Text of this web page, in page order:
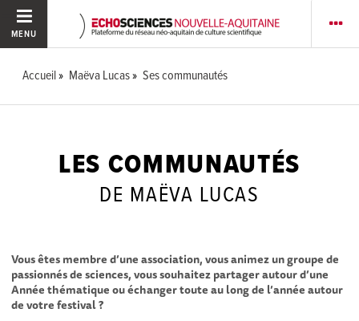
MENU
Accueil Maëva Lucas Ses communautés
LES COMMUNAUTÉS
DE MAËVA LUCAS
Vous êtes membre d’une association, vous animez un groupe de
passionnés de sciences, vous souhaitez partager autour d’une
Année thématique ou échanger toute au long de l’année autour
de votre festival ?